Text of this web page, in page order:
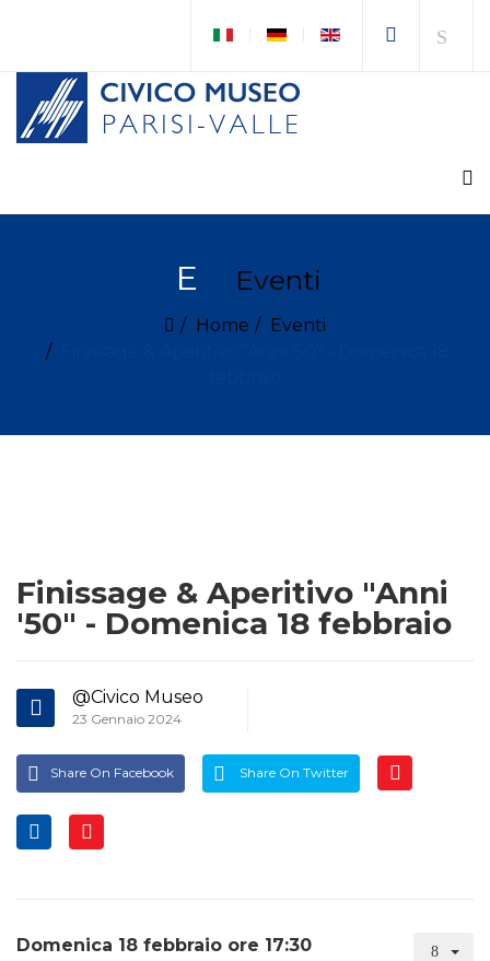
E Eventi
Home
Eventi
Finissage & Aperitivo "Anni
'50" - Domenica 18 febbraio
@Civico Museo
23 Gennaio 2024
Share On Facebook Share On Twitter
Domenica 18 febbraio ore 17:30